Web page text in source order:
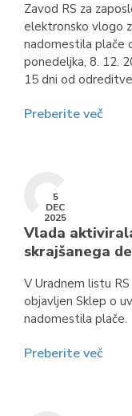
Zavod RS za
elektronsko vlogo
nadomestila plače
ponedeljka, 8. 12.
15 dni od
Preberite več
5
DEC
2025
Vlada
skrajšanega
V Uradnem listu
objavljen Sklep o
nadomestila plače.
Preberite več